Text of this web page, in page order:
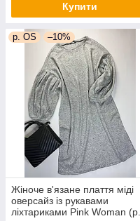
Купити
р. OS –10%
Жіноче в'язане плаття міді
оверсайз із рукавами
ліхтариками Pink Woman (р.